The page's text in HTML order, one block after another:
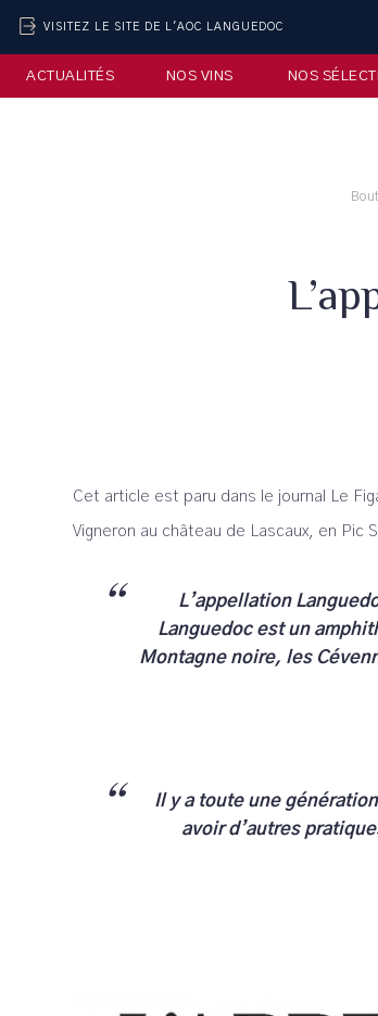
VISITEZ LE SITE DE L'AOC LANGUEDOC
ACTUALITÉS NOS VINS NOS
Cet article est paru dans le journal Le
Vigneron au château de Lascaux, en
L’appellation
Languedoc est un
Montagne noire, les
Il y a toute une
avoir d’autres